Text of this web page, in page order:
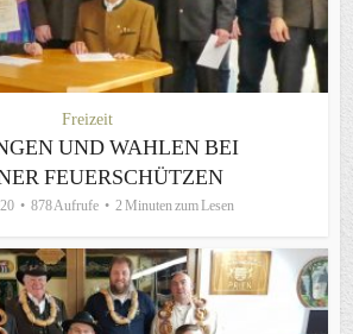
Freizeit
UND WAHLEN BEI
FEUERSCHÜTZEN
878 Aufrufe 2 Minuten zum Lesen